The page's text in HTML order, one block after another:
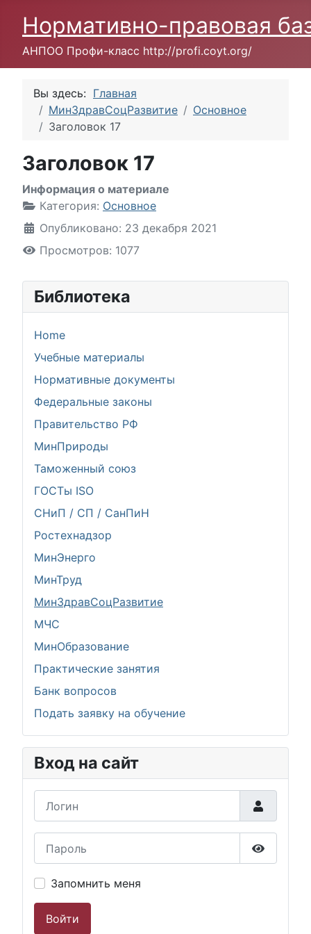
Нормативно-правовая
АНПОО Профи-класс http://profi.coyt.org/
Вы здесь: Главная
МинЗдравСоцРазвитие
Основное
Заголовок 17
Заголовок 17
Информация о материале
Категория: Основное
Опубликовано: 23 декабря 2021
Просмотров: 1077
Библиотека
Home
Учебные материалы
Нормативные документы
Федеральные законы
Правительство РФ
МинПрироды
Таможенный союз
ГОСТы ISO
СНиП / СП / СанПиН
Ростехнадзор
МинЭнерго
МинТруд
МинЗдравСоцРазвитие
МЧС
МинОбразование
Практические занятия
Банк вопросов
Подать заявку на обучение
Вход на сайт
Запомнить меня
Войти